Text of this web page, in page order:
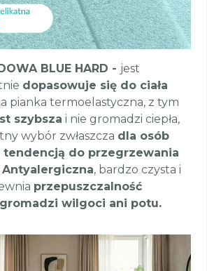
BLUE HARD - jest
dopasowuje się do ciała
pianka termoelastyczna, z tym
szybsza i nie gromadzi ciepła,
wybór zwłaszcza dla osób
tendencją do przegrzewania
Antyalergiczna, bardzo czysta i
przepuszczalność
wilgoci ani potu.